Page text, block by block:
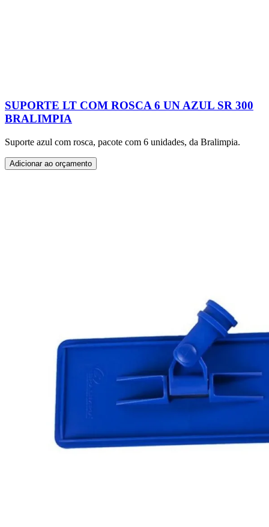
SUPORTE LT COM ROSCA 6 UN AZUL SR 300
BRALIMPIA
Suporte azul com rosca, pacote com 6 unidades, da Bralimpia.
Adicionar ao orçamento